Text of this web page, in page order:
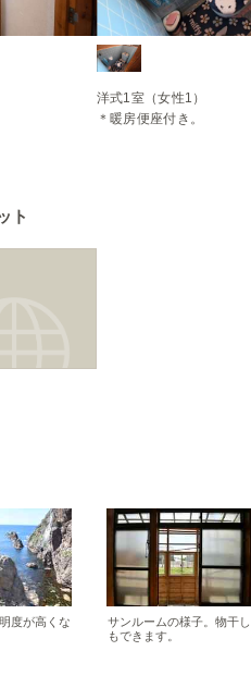
洋式1室（女性1）
＊暖房便座付き。
ト
度が高くな
サンルームの様子。物干し
もできます。